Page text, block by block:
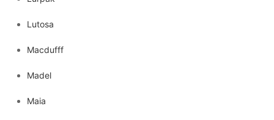
Lutosa
Macdufff
Madel
Maia